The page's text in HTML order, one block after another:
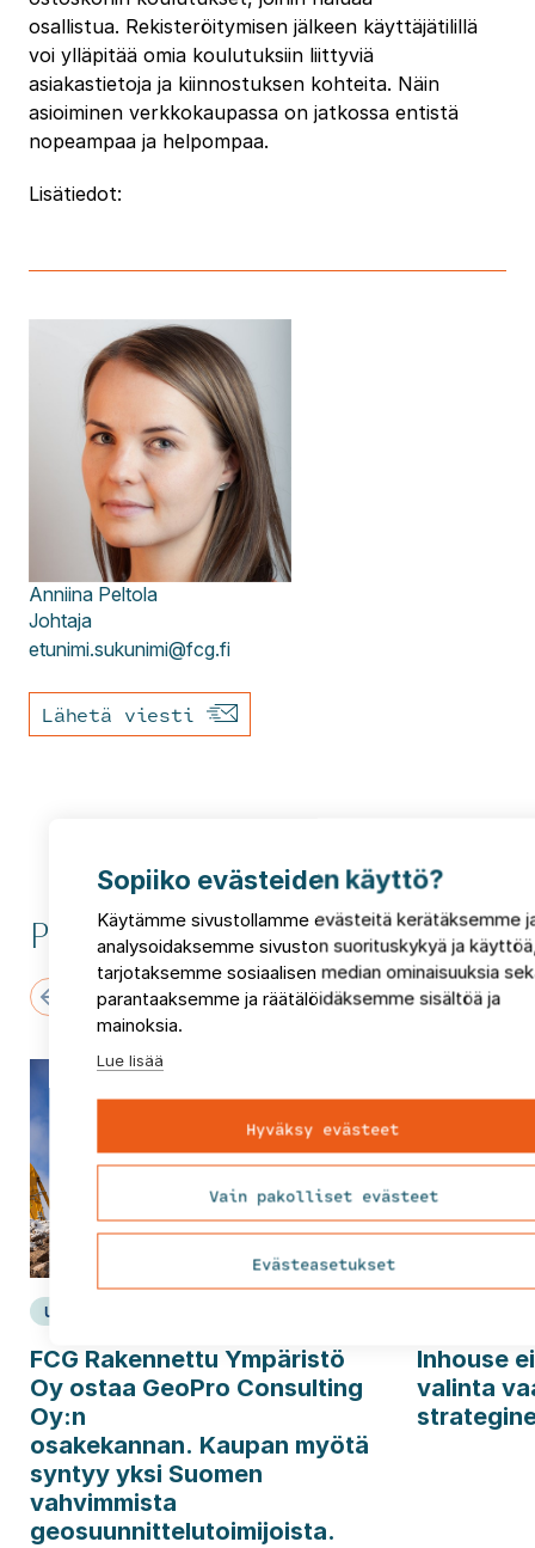
osallistua. Rekisteröitymisen jälkeen käyttäjätilillä
voi ylläpitää omia koulutuksiin liittyviä
asiakastietoja ja kiinnostuksen kohteita. Näin
asioiminen verkkokaupassa on jatkossa entistä
nopeampaa ja helpompaa.
Lisätiedot:
Anniina Peltola
Johtaja
etunimi.sukunimi@fcg.fi
Lähetä viesti
Puheenaiheita ja uutisia
Uutinen
FCG Rakennettu Ympäristö
Oy ostaa GeoPro Consulting
Oy:n
osakekannan. Kaupan myötä
syntyy yksi Suomen
vahvimmista
geosuunnittelutoimijoista.
Inhouse
valinta
Sopiiko evästeiden käyttö?
Käytämme sivustollamme evästeitä kerätäksemme
analysoidaksemme sivuston suorituskykyä ja
tarjotaksemme sosiaalisen median ominaisuuksia
parantaaksemme ja räätälöidäksemme sisältöä ja
mainoksia.
Lue lisää
Hyväksy evästeet
Vain pakolliset evästeet
Evästeasetukset